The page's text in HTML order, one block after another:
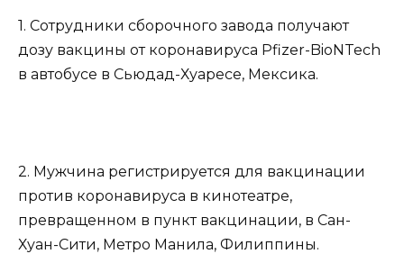
1. Сотрудники сборочного завода получают
дозу вакцины от коронавируса Pfizer-BioNTech
в автобусе в Сьюдад-Хуаресе, Мексика.
2. Мужчина регистрируется для вакцинации
против коронавируса в кинотеатре,
превращенном в пункт вакцинации, в Сан-
Хуан-Сити, Метро Манила, Филиппины.